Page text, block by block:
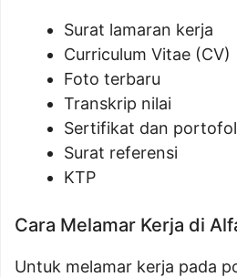
Surat lamaran kerja
Curriculum Vitae (CV)
Foto terbaru
Transkrip nilai
Sertifikat dan
Surat referensi
KTP
Cara Melamar Kerja di
Untuk melamar kerja pada